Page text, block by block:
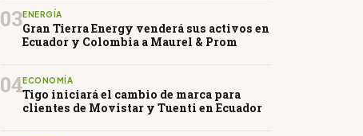
03ENERGÍA
Gran Tierra Energy venderá sus activos en
Ecuador y Colombia a Maurel & Prom
04ECONOMÍA
Tigo iniciará el cambio de marca para
clientes de Movistar y Tuenti en Ecuador